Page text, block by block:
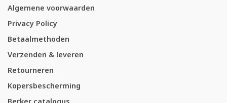
Algemene voorwaarden
Privacy Policy
Betaalmethoden
Verzenden & leveren
Retourneren
Kopersbescherming